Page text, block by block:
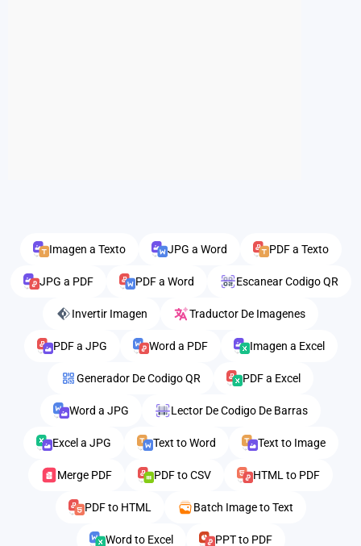
Imagen a Texto JPG a Word PDF a Texto
JPG a PDF PDF a Word Escanear Codigo QR
Invertir Imagen Traductor De Imagenes
PDF a JPG Word a PDF Imagen a Excel
Generador De Codigo QR PDF a Excel
Word a JPG Lector De Codigo De Barras
Excel a JPG Text to Word Text to Image
Merge PDF PDF to CSV HTML to PDF
PDF to HTML Batch Image to Text
Word to Excel PPT to PDF